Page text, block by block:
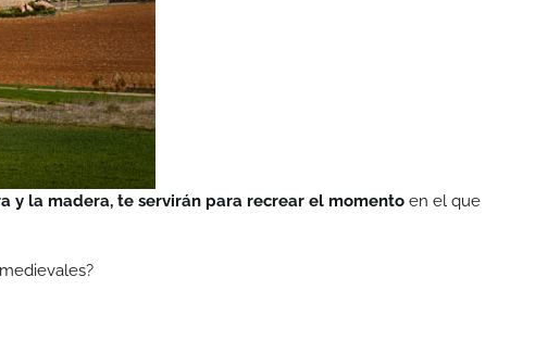
y la madera, te servirán para recrear el momento en el que